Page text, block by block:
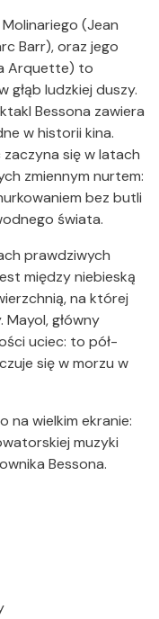
(Jean
Barr), oraz jego
Arquette) to
głąb ludzkiej duszy.
Bessona zawiera
w historii kina.
zaczyna się w latach
zmiennym nurtem:
bez butli
świata.
prawdziwych
między niebieską
na której
główny
uciec: to pół-
się w morzu w
na wielkim ekranie:
muzyki
Bessona.